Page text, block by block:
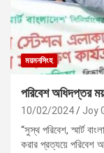
ময়মনসিংহ
পরিবেশ অধিদপ্তর
10/02/2024 Joy
“সুস্থ পরিবেশ, স্মার্ট
করার প্রত্যয়ে পরিবেশ